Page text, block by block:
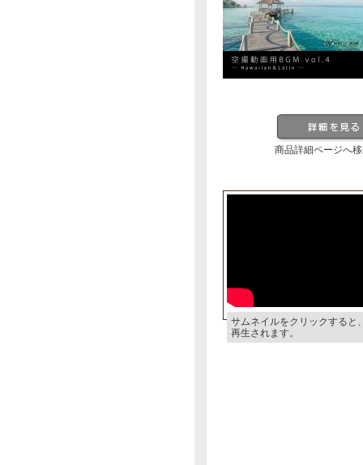
商品詳細ページへ
サムネイルをクリックすると
再生されます。